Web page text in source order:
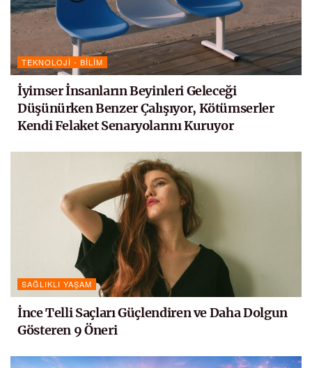
TEKNOLOJI - BILIM
İyimser İnsanların Beyinleri Geleceği
Düşünürken Benzer Çalışıyor, Kötümserler
Kendi Felaket Senaryolarını Kuruyor
SAĞLIKLI YAŞAM
İnce Telli Saçları Güçlendiren ve Daha Dolgun
Gösteren 9 Öneri